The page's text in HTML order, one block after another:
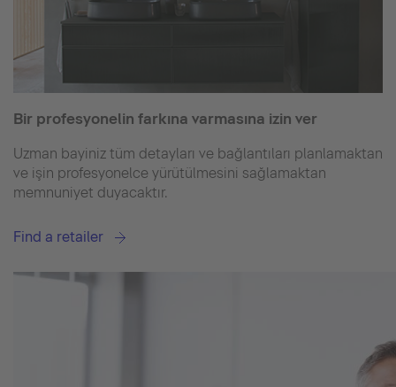
Bir profesyonelin farkına varmasına izin ver
Uzman bayiniz tüm detayları ve bağlantıları planlamaktan
ve işin profesyonelce yürütülmesini sağlamaktan
memnuniyet duyacaktır.
Find a retailer